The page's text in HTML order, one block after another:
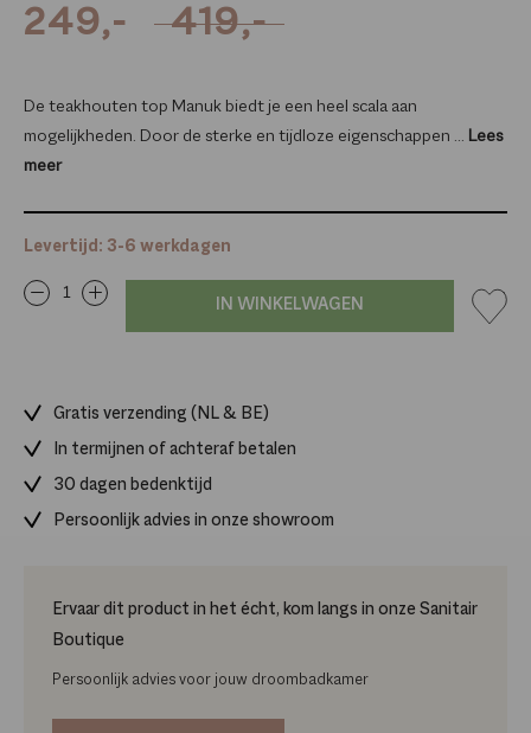
249,- 419,-
De teakhouten top Manuk biedt je een heel scala aan
mogelijkheden. Door de sterke en tijdloze eigenschappen ... Lees
meer
Levertijd: 3-6 werkdagen
IN WINKELWAGEN
Gratis verzending (NL & BE)
In termijnen of achteraf betalen
30 dagen bedenktijd
Persoonlijk advies in onze showroom
Ervaar dit product in het écht, kom langs in onze Sanitair
Boutique
Persoonlijk advies voor jouw droombadkamer